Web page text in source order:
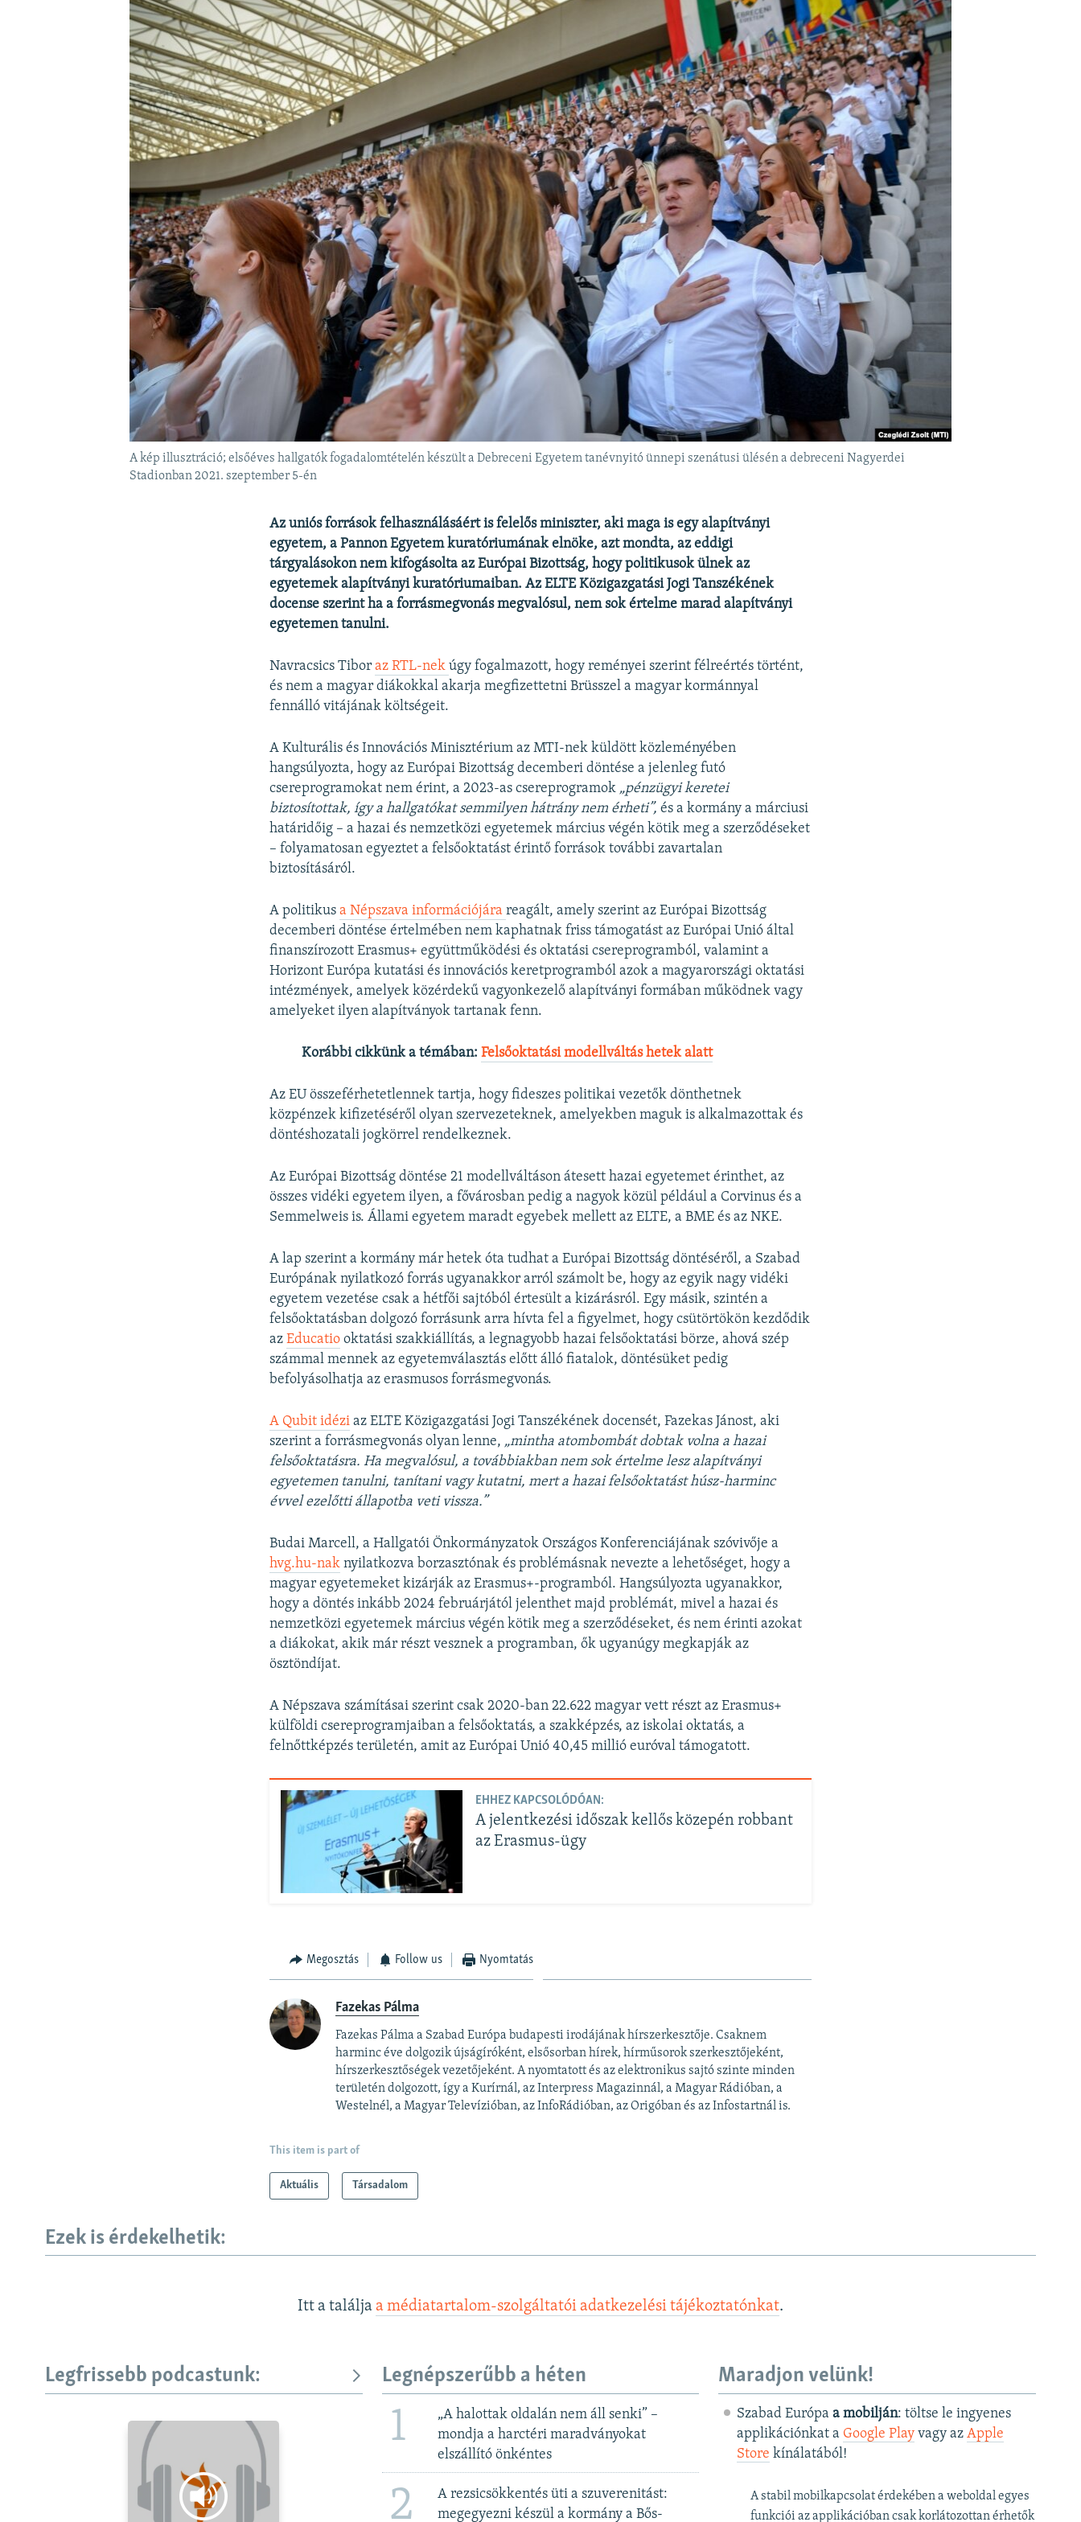
A MÚLT TANULSÁGAI
A kép illusztráció; elsőéves hallgatók fogadalomtételén készült a Debreceni Egyetem tanévnyitó ünnepi szenátusi ülésén a debreceni Nagyerdei
Stadionban 2021. szeptember 5-én
Az uniós források felhasználásáért is felelős miniszter, aki maga is egy alapítványi
egyetem, a Pannon Egyetem kuratóriumának elnöke, azt mondta, az eddigi
tárgyalásokon nem kifogásolta az Európai Bizottság, hogy politikusok ülnek az
egyetemek alapítványi kuratóriumaiban. Az ELTE Közigazgatási Jogi Tanszékének
docense szerint ha a forrásmegvonás megvalósul, nem sok értelme marad alapítványi
egyetemen tanulni.
Navracsics Tiboraz RTL-nekúgy fogalmazott, hogy reményei szerint félreértés történt,
és nem a magyar diákokkal akarja megfizettetni Brüsszel a magyar kormánnyal
fennálló vitájának költségeit.
A Kulturális és Innovációs Minisztérium az MTI-nek küldött közleményében
hangsúlyozta, hogy az Európai Bizottság decemberi döntése a jelenleg futó
csereprogramokat nem érint, a 2023-as csereprogramok „pénzügyi keretei
biztosítottak, így a hallgatókat semmilyen hátrány nem érheti”, és a kormány a márciusi
határidőig – a hazai és nemzetközi egyetemek március végén kötik meg a szerződéseket
– folyamatosan egyeztet a felsőoktatást érintő források további zavartalan
biztosításáról.
A politikusa Népszava információjárareagált, amely szerint az Európai Bizottság
decemberi döntése értelmében nem kaphatnak friss támogatást az Európai Unió által
finanszírozott Erasmus+ együttműködési és oktatási csereprogramból, valamint a
Horizont Európa kutatási és innovációs keretprogramból azok a magyarországi oktatási
intézmények, amelyek közérdekű vagyonkezelő alapítványi formában működnek vagy
amelyeket ilyen alapítványok tartanak fenn.
Korábbi cikkünk a témában:Felsőoktatási modellváltás hetek alatt
Az EU összeférhetetlennek tartja, hogy fideszes politikai vezetők dönthetnek
közpénzek kifizetéséről olyan szervezeteknek, amelyekben maguk is alkalmazottak és
döntéshozatali jogkörrel rendelkeznek.
Az Európai Bizottság döntése 21 modellváltáson átesett hazai egyetemet érinthet, az
összes vidéki egyetem ilyen, a fővárosban pedig a nagyok közül például a Corvinus és a
Semmelweis is. Állami egyetem maradt egyebek mellett az ELTE, a BME és az NKE.
A lap szerint a kormány már hetek óta tudhat a Európai Bizottság döntéséről, a Szabad
Európának nyilatkozó forrás ugyanakkor arról számolt be, hogy az egyik nagy vidéki
egyetem vezetése csak a hétfői sajtóból értesült a kizárásról. Egy másik, szintén a
felsőoktatásban dolgozó forrásunk arra hívta fel a figyelmet, hogy csütörtökön kezdődik
azEducatio oktatási szakkiállítás, a legnagyobb hazai felsőoktatási börze, ahová szép
számmal mennek az egyetemválasztás előtt álló fiatalok, döntésüket pedig
befolyásolhatja az erasmusos forrásmegvonás.
A Qubit idézi az ELTE Közigazgatási Jogi Tanszékének docensét, Fazekas Jánost, aki
szerint a forrásmegvonás olyan lenne, „mintha atombombát dobtak volna a hazai
felsőoktatásra. Ha megvalósul, a továbbiakban nem sok értelme lesz alapítványi
egyetemen tanulni, tanítani vagy kutatni, mert a hazai felsőoktatást húsz-harminc
évvel ezelőtti állapotba veti vissza.”
Budai Marcell, a Hallgatói Önkormányzatok Országos Konferenciájának szóvivője a
hvg.hu-nak nyilatkozva borzasztónak és problémásnak nevezte a lehetőséget, hogy a
magyar egyetemeket kizárják az Erasmus+-programból. Hangsúlyozta ugyanakkor,
hogy a döntés inkább 2024 februárjától jelenthet majd problémát, mivel a hazai és
nemzetközi egyetemek március végén kötik meg a szerződéseket, és nem érinti azokat
a diákokat, akik már részt vesznek a programban, ők ugyanúgy megkapják az
ösztöndíjat.
A Népszava számításai szerint csak 2020-ban 22.622 magyar vett részt az Erasmus+
külföldi csereprogramjaiban a felsőoktatás, a szakképzés, az iskolai oktatás, a
felnőttképzés területén, amit az Európai Unió 40,45 millió euróval támogatott.
EHHEZ KAPCSOLÓDÓAN:
A jelentkezési időszak kellős közepén robbant
az Erasmus-ügy
Megosztás Follow us Nyomtatás
Fazekas Pálma
Fazekas Pálma a Szabad Európa budapesti irodájának hírszerkesztője. Csaknem
harminc éve dolgozik újságíróként, elsősorban hírek, hírműsorok szerkesztőjeként,
hírszerkesztőségek vezetőjeként. A nyomtatott és az elektronikus sajtó szinte minden
területén dolgozott, így a Kurírnál, az Interpress Magazinnál, a Magyar Rádióban, a
Westelnél, a Magyar Televízióban, az InfoRádióban, az Origóban és az Infostartnál is.
This item is part of
Aktuális Társadalom
Ezek is érdekelhetik:
Itt a találja a médiatartalom-szolgáltatói adatkezelési tájékoztatónkat.
Legfrissebb podcastunk: Legnépszerűbb a héten
1
„A halottak oldalán nem áll senki” –
mondja a harctéri maradványokat
elszállító önkéntes
2
A rezsicsökkentés üti a szuverenitást:
megegyezni készül a kormány a Bős-
Maradjon velünk!
Szabad Európa a mobilján: töltse le ingyenes
applikációnkat a Google Playvagy az Apple
Store kínálatából!
A stabil mobilkapcsolat érdekében a weboldal egyes
funkciói az applikációban csak korlátozottan érhetők